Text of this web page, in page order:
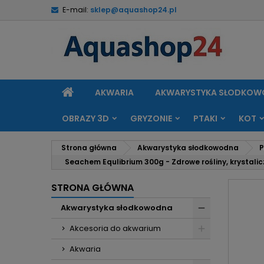
E-mail: sklep@aquashop24.pl
STRONAAKWARIA AKWARYSTYKA
OBRAZY 3D GRYZONIE PTAKI KOT
Strona główna Akwarystyka słodkowodna
Seachem Equlibrium 300g - Zdrowe rośliny,
STRONA GŁÓWNA
Akwarystyka słodkowodna
Akcesoria do akwarium
Akwaria